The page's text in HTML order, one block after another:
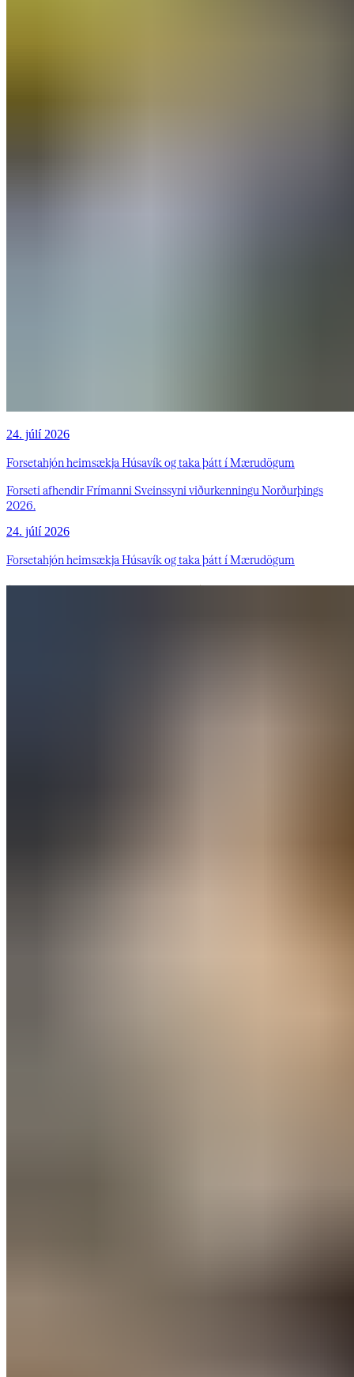
24. júlí 2026
Forsetahjón heimsækja Húsavík og taka þátt í Mærudögum
Forseti afhendir Frímanni Sveinssyni viðurkenningu Norðurþings
2026.
24. júlí 2026
Forsetahjón heimsækja Húsavík og taka þátt í Mærudögum